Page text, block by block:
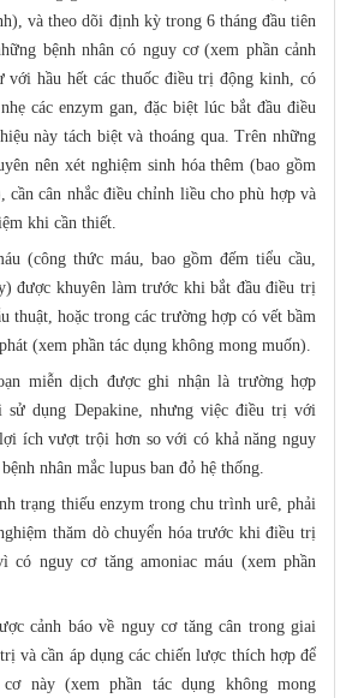
và theo dõi định kỳ trong 6 tháng đầu tiên
bệnh nhân có nguy cơ (xem phần cảnh
với hầu hết các thuốc điều trị động kinh, có
các enzym gan, đặc biệt lúc bắt đầu điều
này tách biệt và thoáng qua. Trên những
nên xét nghiệm sinh hóa thêm (bao gồm
cân nhắc điều chỉnh liều cho phù hợp và
khi cần thiết.
(công thức máu, bao gồm đếm tiểu cầu,
được khuyên làm trước khi bắt đầu điều trị
thuật, hoặc trong các trường hợp có vết bầm
(xem phần tác dụng không mong muốn).
miễn dịch được ghi nhận là trường hợp
sử dụng Depakine, nhưng việc điều trị với
ích vượt trội hơn so với có khả năng nguy
nhân mắc lupus ban đỏ hệ thống.
trạng thiếu enzym trong chu trình urê, phải
thăm dò chuyển hóa trước khi điều trị
có nguy cơ tăng amoniac máu (xem phần
cảnh báo về nguy cơ tăng cân trong giai
và cần áp dụng các chiến lược thích hợp để
này (xem phần tác dụng không mong